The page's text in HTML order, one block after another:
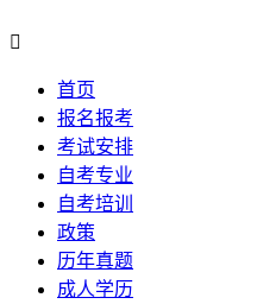

首页
报名报考
考试安排
自考专业
自考培训
政策
历年真题
成人学历